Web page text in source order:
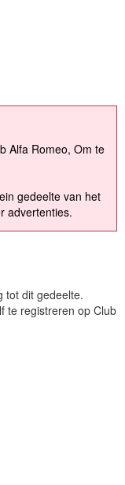
Alfa Romeo, Om te
gedeelte van het
advertenties.
tot dit gedeelte.
te registreren op Club